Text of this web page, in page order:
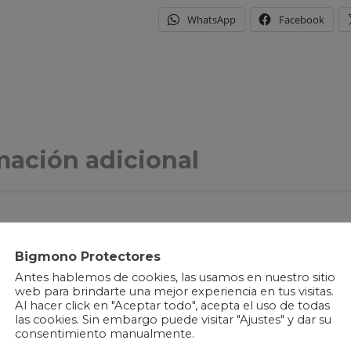
WhatsApp Facebook
adicional
Supercaliber 2024 GEN2 conserva la belleza de tu
Diseñado meticulosamente con vinilo de alta
las embestidas del terreno y los elementos.
de 380 micras, ofrece una defensa
Bigmono Protectores
Antes hablemos de cookies, las usamos en nuestro sitio
web para brindarte una mejor experiencia en tus visitas.
Al hacer click en "Aceptar todo", acepta el uso de todas
las cookies. Sin embargo puede visitar "Ajustes" y dar su
consentimiento manualmente.